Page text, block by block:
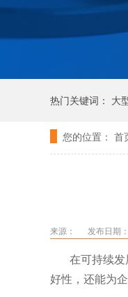
热门关键词： 大
唇形密封圈 泛
您的位置： 首
来源： 发布日期
在可持续
好性，还能为